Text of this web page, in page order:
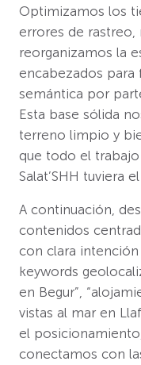
Optimizamos los
errores de rastreo,
reorganizamos la
encabezados
semántica por
Esta base sólida
terreno limpio y
que todo el trabajo
Salat’SHH tuviera
A continuación,
contenidos
con clara
keywords
en Begur”,
vistas al mar en
el
conectamos con